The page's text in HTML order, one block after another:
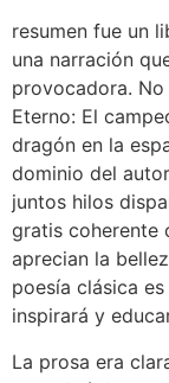
resumen fue un
una narración
provocadora.
Eterno: El
dragón en la
dominio del
juntos hilos
gratis coherente
aprecian la
poesía clásica
inspirará y
La prosa era